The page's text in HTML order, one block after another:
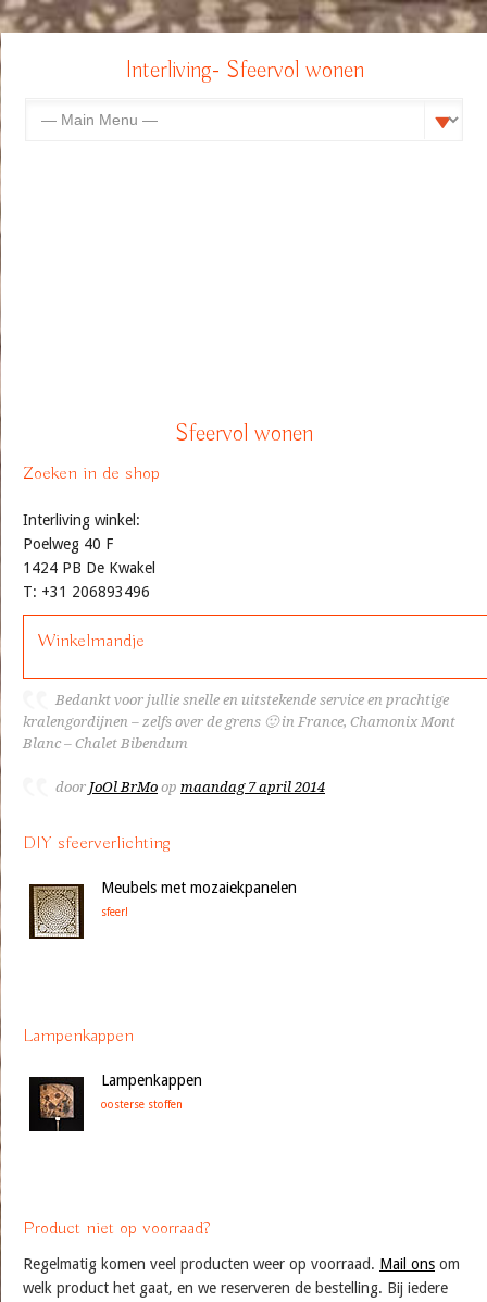
Interliving- Sfeervol wonen
Sfeervol wonen
Zoeken in de shop
Interliving winkel:
Poelweg 40 F
1424 PB De Kwakel
T: +31 206893496
Winkelmandje
Bedankt voor jullie snelle en uitstekende service en prachtige
kralengordijnen – zelfs over de grens 🙂 in France, Chamonix Mont
Blanc – Chalet Bibendum
door JoOl BrMo op maandag 7 april 2014
DIY sfeerverlichting
Meubels met mozaiekpanelen
sfeer!
Lampenkappen
Lampenkappen
oosterse stoffen
Product niet op voorraad?
Regelmatig komen veel producten weer op voorraad. Mail ons om
welk product het gaat, en we reserveren de bestelling. Bij iedere